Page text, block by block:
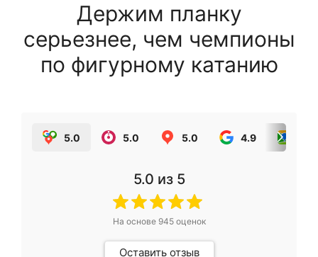
Держим планку
серьезнее, чем чемпионы
по фигурному катанию
5.0 5.0 5.0 4.9
5.0 из 5
На основе 945оценок
Оставить отзыв